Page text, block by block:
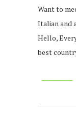
Want to
Italian and
Hello,
best